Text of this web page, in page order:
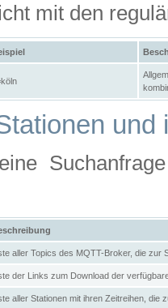
mit den
und
aller Topics des MQTT-Broker, die zur
der Links zum Download der
aller Stationen mit ihren Zeitreihen, die